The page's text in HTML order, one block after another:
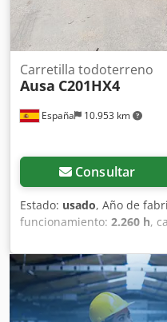
España 10.953 km
Carretilla todoterreno
Ausa C201HX4
Consultar
Estado: usado, Año de
funcionamiento: 2.260 h,
3.700
longitud total:4.380 mm,
Equipamiento:tracción a
fabricación: 2023 Peso en
Depósito de combustible: